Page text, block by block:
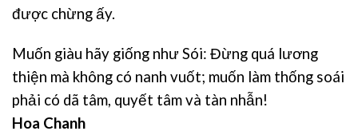
được chừng ấy.
Muốn giàu hãy giống như Sói: Đừng quá lương
thiện mà không có nanh vuốt; muốn làm thống soái
phải có dã tâm, quyết tâm và tàn nhẫn!
Hoa Chanh